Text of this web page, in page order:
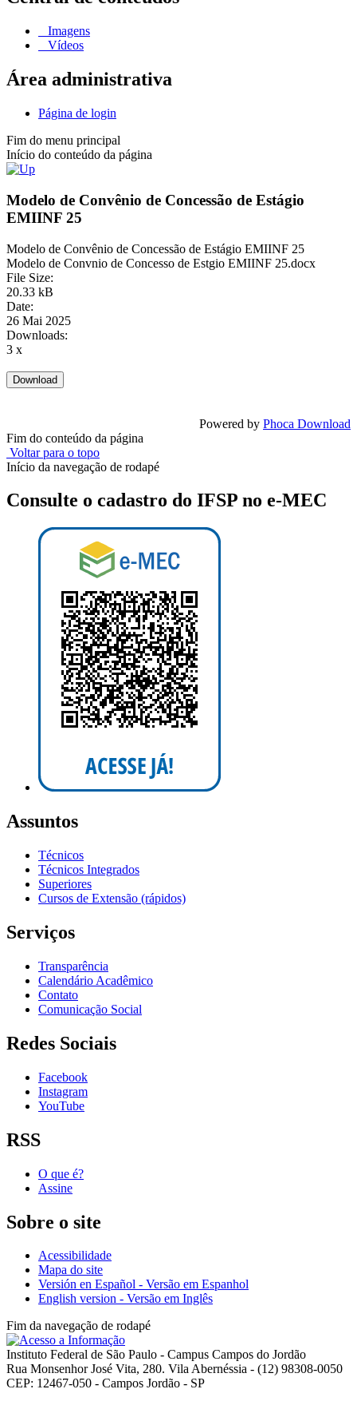
Imagens
Vídeos
Área administrativa
Página de login
Fim do menu principal
Início do conteúdo da página
Modelo de Convênio de Concessão de Estágio
EMIINF 25
Modelo de Convênio de Concessão de Estágio EMIINF 25
Modelo de Convnio de Concesso de Estgio EMIINF 25.docx
File Size:
20.33 kB
Date:
26 Mai 2025
Downloads:
3 x
Powered by Phoca Download
Fim do conteúdo da página
Voltar para o topo
Início da navegação de rodapé
Consulte o cadastro do IFSP no e-MEC
Assuntos
Técnicos
Técnicos Integrados
Superiores
Cursos de Extensão (rápidos)
Serviços
Transparência
Calendário Acadêmico
Contato
Comunicação Social
Redes Sociais
Facebook
Instagram
YouTube
RSS
O que é?
Assine
Sobre o site
Acessibilidade
Mapa do site
Versión en Español - Versão em Espanhol
English version - Versão em Inglês
Fim da navegação de rodapé
Instituto Federal de São Paulo - Campus Campos do Jordão
Rua Monsenhor José Vita, 280. Vila Abernéssia - (12) 98308-0050
CEP: 12467-050 - Campos Jordão - SP